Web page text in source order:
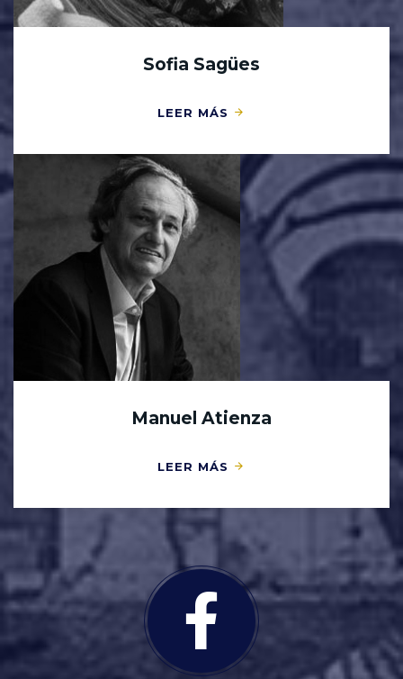
Sofia Sagües
LEER MÁS
Manuel Atienza
LEER MÁS